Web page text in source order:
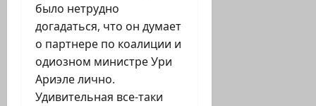
было нетрудно
догадаться, что он думает
о партнере по коалиции и
одиозном министре Ури
Ариэле лично.
Удивительная все-таки